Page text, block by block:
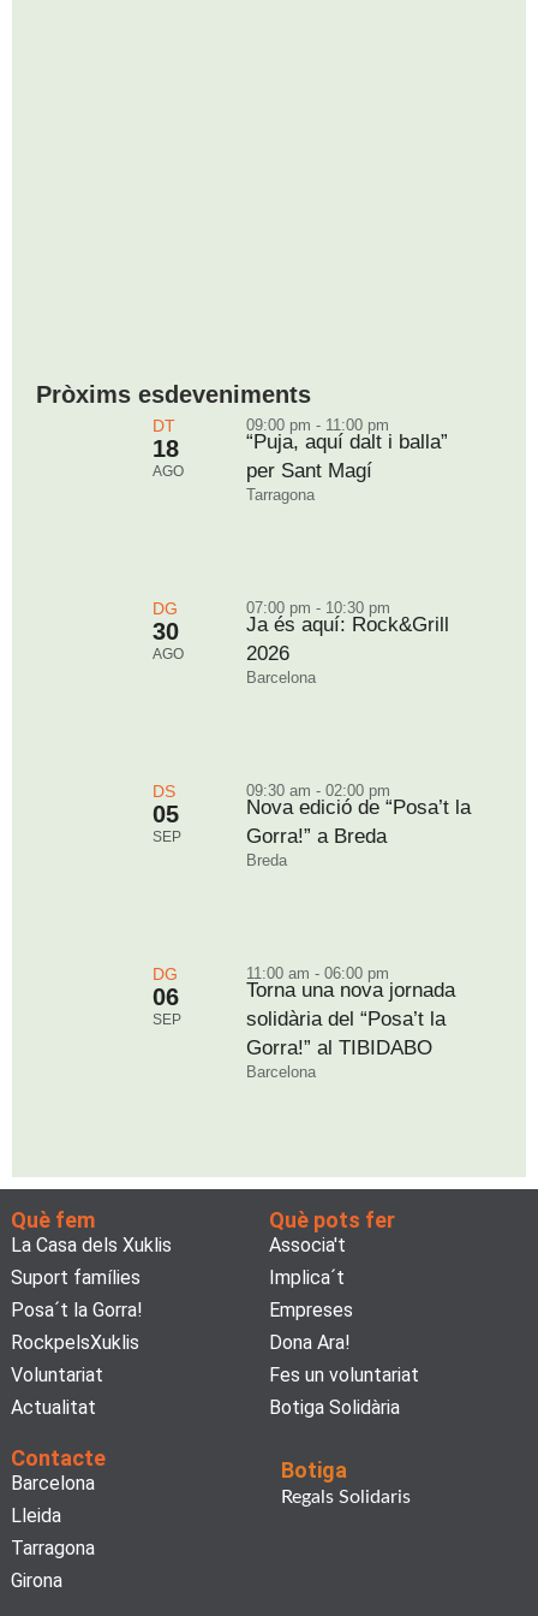
Pròxims esdeveniments
DT
18
AGO
09:00 pm - 11:00 pm
“Puja, aquí dalt i balla”
per Sant Magí
Tarragona
DG
30
AGO
07:00 pm - 10:30 pm
Ja és aquí: Rock&Grill
2026
Barcelona
DS
05
SEP
09:30 am - 02:00 pm
Nova edició de “Posa’t la
Gorra!” a Breda
Breda
DG
06
SEP
11:00 am - 06:00 pm
Torna una nova jornada
solidària del “Posa’t la
Gorra!” al TIBIDABO
Barcelona
Què fem
La Casa dels Xuklis
Suport famílies
Posa´t la Gorra!
RockpelsXuklis
Voluntariat
Actualitat
Què pots fer
Associa't
Implica´t
Empreses
Dona Ara!
Fes un voluntariat
Botiga Solidària
Contacte
Barcelona
Lleida
Tarragona
Girona
Botiga
Regals Solidaris